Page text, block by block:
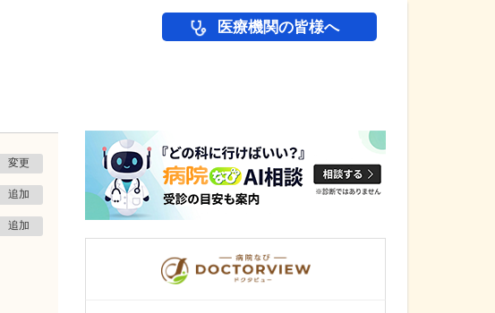
医療機関の皆様へ
変更
追加
追加